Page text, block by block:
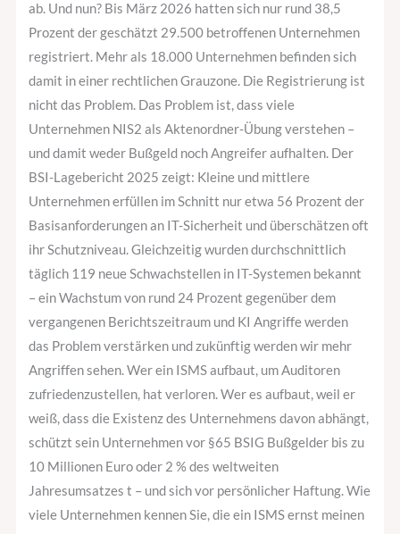
ab. Und nun? Bis März 2026 hatten sich nur rund 38,5
Prozent der geschätzt 29.500 betroffenen Unternehmen
registriert. Mehr als 18.000 Unternehmen befinden sich
damit in einer rechtlichen Grauzone. Die Registrierung ist
nicht das Problem. Das Problem ist, dass viele
Unternehmen NIS2 als Aktenordner-Übung verstehen –
und damit weder Bußgeld noch Angreifer aufhalten. Der
BSI-Lagebericht 2025 zeigt: Kleine und mittlere
Unternehmen erfüllen im Schnitt nur etwa 56 Prozent der
Basisanforderungen an IT-Sicherheit und überschätzen oft
ihr Schutzniveau. Gleichzeitig wurden durchschnittlich
täglich 119 neue Schwachstellen in IT-Systemen bekannt
– ein Wachstum von rund 24 Prozent gegenüber dem
vergangenen Berichtszeitraum und KI Angriffe werden
das Problem verstärken und zukünftig werden wir mehr
Angriffen sehen. Wer ein ISMS aufbaut, um Auditoren
zufriedenzustellen, hat verloren. Wer es aufbaut, weil er
weiß, dass die Existenz des Unternehmens davon abhängt,
schützt sein Unternehmen vor §65 BSIG Bußgelder bis zu
10 Millionen Euro oder 2 % des weltweiten
Jahresumsatzes t – und sich vor persönlicher Haftung. Wie
viele Unternehmen kennen Sie, die ein ISMS ernst meinen